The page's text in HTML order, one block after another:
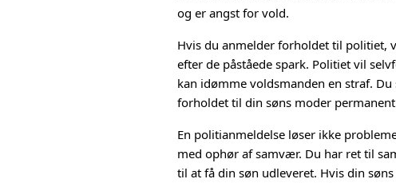
og er angst for vold.
Hvis du anmelder forholdet til politiet,
efter de påståede spark. Politiet vil
kan idømme voldsmanden en straf.
forholdet til din søns moder
En politianmeldelse løser ikke
med ophør af samvær. Du har ret til
til at få din søn udleveret. Hvis din